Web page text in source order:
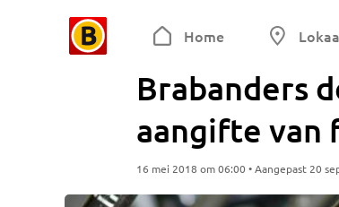
Home
Brabanders
aangifte van
16 mei 2018 om 06:00 • Aangepast 20